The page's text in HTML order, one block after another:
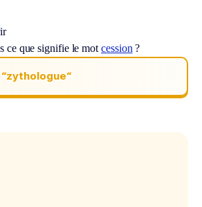
ce que signifie le mot cession ?
“zythologue“